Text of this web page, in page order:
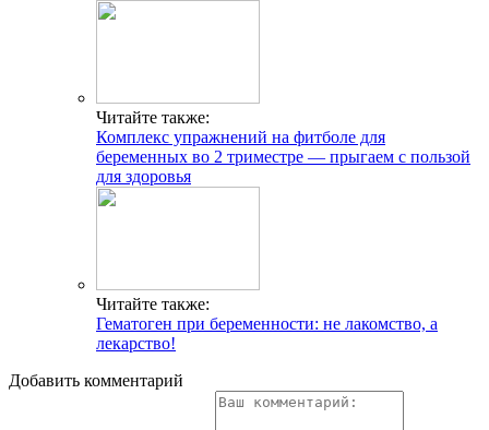
Читайте также:
Комплекс упражнений на фитболе для
беременных во 2 триместре — прыгаем с пользой
для здоровья
Читайте также:
Гематоген при беременности: не лакомство, а
лекарство!
Добавить комментарий